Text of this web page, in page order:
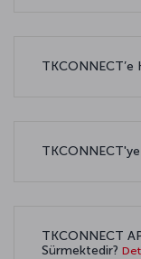
TKCONNECT’e
TKCONNECT'ye
TKCONNECT
Sürmektedir?